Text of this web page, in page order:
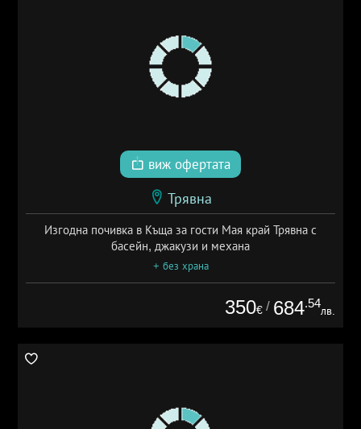
виж офертата
Трявна
Изгодна почивка в Къща за гости Мая край Трявна с
басейн, джакузи и механа
+ без храна
350€ / 684.54
лв.